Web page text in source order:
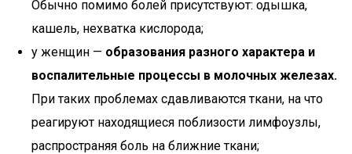
Обычно помимо болей присутствуют: одышка,
кашель, нехватка кислорода;
у женщин — образования разного характера и
воспалительные процессы в молочных железах.
При таких проблемах сдавливаются ткани, на что
реагируют находящиеся поблизости лимфоузлы,
распространяя боль на ближние ткани;